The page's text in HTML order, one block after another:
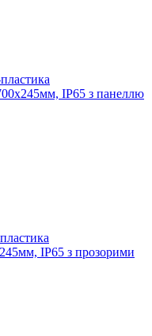
IP65 з панеллю
IP65 з прозорими